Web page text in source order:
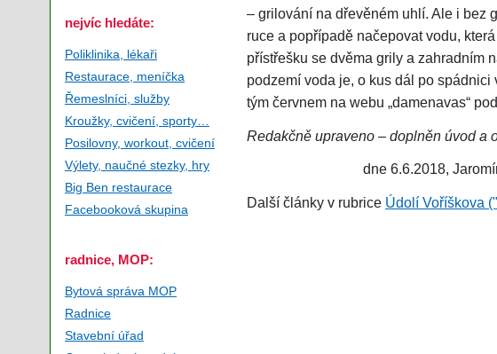
nejvíc hledáte:
Poliklinika, lékaři
Restaurace, meníčka
Řemeslníci, služby
Kroužky, cvičení, sporty…
Posilovny, workout, cvičení
Výlety, naučné stezky, hry
Big Ben restaurace
Facebooková skupina
radnice, MOP:
Bytová správa MOP
Radnice
Stavební úřad
– grilování na dřevěném uhlí. Ale i bez
ruce a popřípadě načepovat vodu,
přístřešku se dvěma grily a zahradním
podzemí voda je, o kus dál po
tým červnem na webu „damenavas“
Redakčně upraveno – doplněn úvod a
dne 6.6.2018,
Další články v rubrice Údolí Voříškova